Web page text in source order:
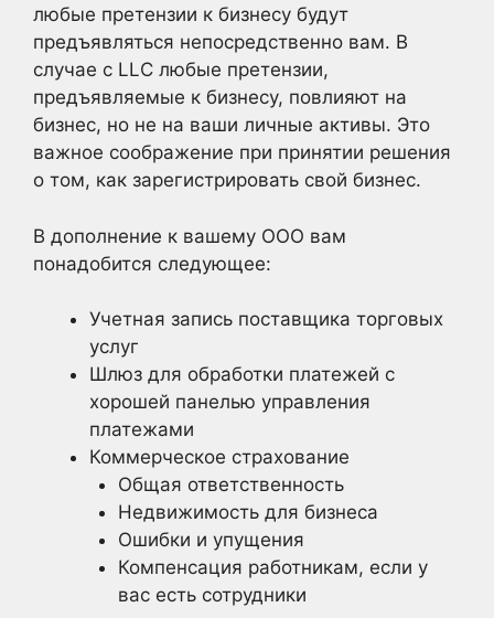
любые претензии к бизнесу будут
предъявляться непосредственно вам. В
случае с LLC любые претензии,
предъявляемые к бизнесу, повлияют на
бизнес, но не на ваши личные активы. Это
важное соображение при принятии решения
о том, как зарегистрировать свой бизнес.
В дополнение к вашему ООО вам
понадобится следующее:
Учетная запись поставщика торговых
услуг
Шлюз для обработки платежей с
хорошей панелью управления
платежами
Коммерческое страхование
Общая ответственность
Недвижимость для бизнеса
Ошибки и упущения
Компенсация работникам, если у
вас есть сотрудники